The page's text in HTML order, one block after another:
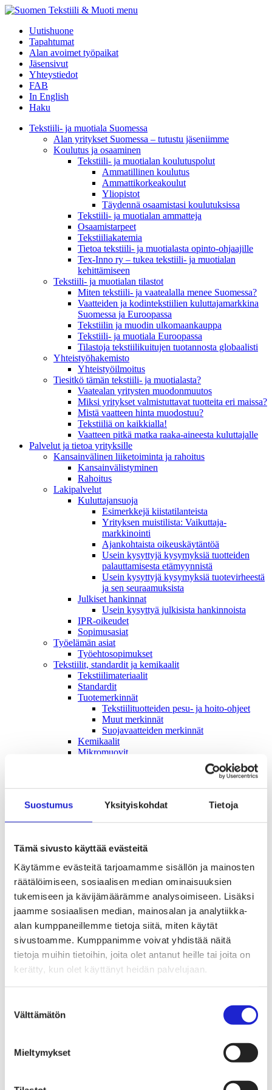
Suostumus Yksityiskohdat Tietoja
Tämä sivusto käyttää evästeitä
Käytämme evästeitä tarjoamamme sisällön ja mainosten
räätälöimiseen, sosiaalisen median ominaisuuksien
tukemiseen ja kävijämäärämme analysoimiseen. Lisäksi
jaamme sosiaalisen median, mainosalan ja analytiikka-
alan kumppaneillemme tietoja siitä, miten käytät
sivustoamme. Kumppanimme voivat yhdistää näitä
tietoja muihin tietoihin, joita olet antanut heille tai joita on
kerätty, kun olet käyttänyt heidän palvelujaan.
valinta
Välttämätön
Mieltymykset
menu
Uutishuone
Tapahtumat
Alan avoimet työpaikat
Jäsensivut
Yhteystiedot
FAB
In English
Haku
Tekstiili- ja muotiala Suomessa
Alan yritykset Suomessa – tutustu jäseniimme
Koulutus ja osaaminen
Tekstiili- ja muotialan koulutuspolut
Ammatillinen koulutus
Ammattikorkeakoulut
Yliopistot
Täydennä osaamistasi koulutuksissa
Tekstiili- ja muotialan ammatteja
Osaamistarpeet
Tekstiiliakatemia
Tietoa tekstiili- ja muotialasta opinto-ohjaajille
Tex-Inno ry – tukea tekstiili- ja muotialan
kehittämiseen
Tekstiili- ja muotialan tilastot
Miten tekstiili- ja vaatealalla menee Suomessa?
Vaatteiden ja kodintekstiilien kuluttajamarkkina
Suomessa ja Euroopassa
Tekstiilin ja muodin ulkomaankauppa
Tekstiili- ja muotiala Euroopassa
Tilastoja tekstiilikuitujen tuotannosta globaalisti
Yhteistyö­hakemisto
Yhteistyöilmoitus
Tiesitkö tämän tekstiili- ja muotialasta?
Vaatealan yritysten muodonmuutos
Miksi yritykset valmistuttavat tuotteita eri maissa?
Mistä vaatteen hinta muodostuu?
Tekstiiliä on kaikkialla!
Vaatteen pitkä matka raaka-aineesta kuluttajalle
Palvelut ja tietoa yrityksille
Kansainvälinen liiketoiminta ja rahoitus
Kansain­välistyminen
Rahoitus
Lakipalvelut
Kuluttajansuoja
Esimerkkejä kiistatilanteista
Yrityksen muistilista: Vaikuttaja­
markkinointi
Ajankohtaista oikeuskäytäntöä
Usein kysyttyjä kysymyksiä tuotteiden
palauttamisesta etämyynnistä
Usein kysyttyjä kysymyksiä tuotevirheestä
ja sen seuraamuksista
Julkiset hankinnat
Usein kysyttyä julkisista hankinnoista
IPR-oikeudet
Sopimusasiat
Työelämän asiat
Työehto­sopimukset
Tekstiilit, standardit ja kemikaalit
Tekstiilimateriaalit
Standardit
Tuotemerkinnät
Tekstiilituotteiden pesu- ja hoito-ohjeet
Muut merkinnät
Suojavaatteiden merkinnät
Kemikaalit
Mikromuovit
Hankintaketjun vastuullisuus
Hiilineutraali tekstiiliala 2035 -sitoumus
Mukana sitoumuksessa
Mikä sitoumus?
Liity mukaan
TKI-toiminta
Julkaisut, selvitykset ja raportit
Hankkeet
Vaikuttaminen
Mahdollisuuksien ala – lue vaikuttamis­viestimme
EU-vaalit 2024: Reilut pelisäännöt turvaavat
elinvoimaisen tekstiili- ja muotialan Suomessa ja
Euroopassa
Tekstiili- ja muotiala tarvitsee monipuolista
Luodaan kannusteet kuluttajan vihreään